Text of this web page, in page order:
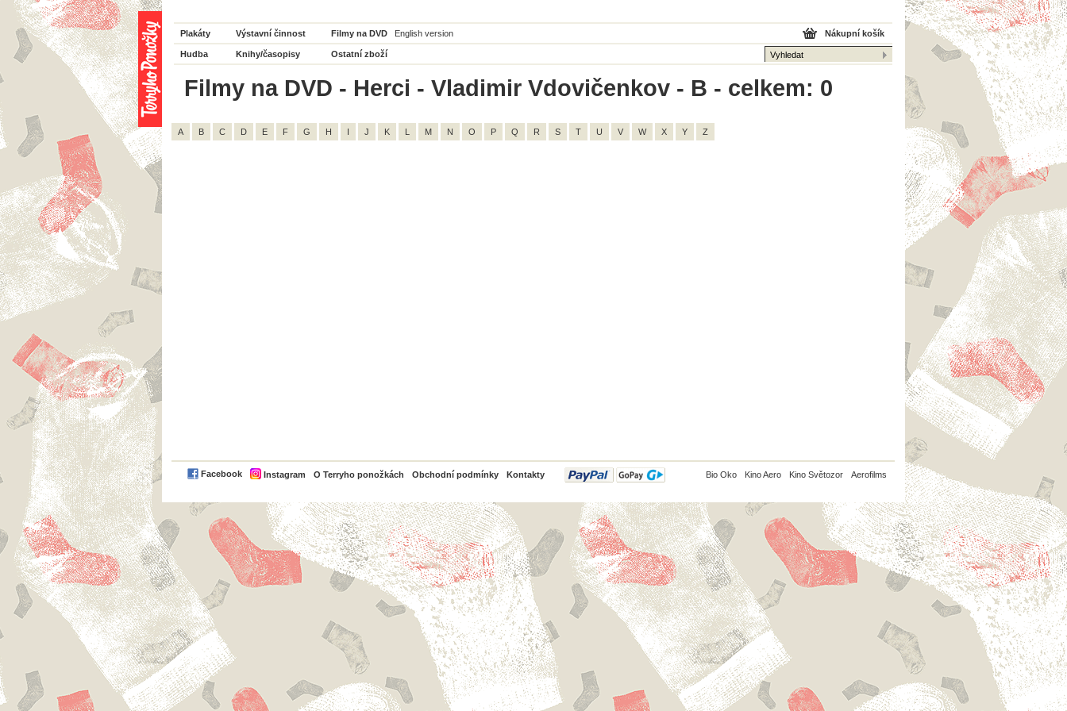
Plakáty Výstavní činnost Filmy na DVD English version
Hudba Knihy/časopisy Ostatní zboží
Nákupní košík
Filmy na DVD - Herci - Vladimir Vdovičenkov - B - celkem: 0
A B C D E F G H I J K L M N O P Q R S T U V W X Y Z
Facebook Instagram O Terryho ponožkách Obchodní podmínky Kontakty
PayPal Bio Oko Kino Aero Kino Světozor Aerofilms